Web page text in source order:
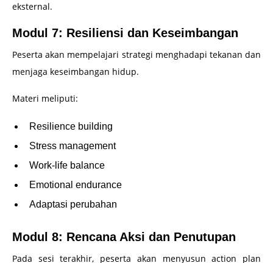
eksternal.
Modul 7: Resiliensi dan Keseimbangan
Peserta akan mempelajari strategi menghadapi tekanan dan
menjaga keseimbangan hidup.
Materi meliputi:
Resilience building
Stress management
Work-life balance
Emotional endurance
Adaptasi perubahan
Modul 8: Rencana Aksi dan Penutupan
Pada sesi terakhir, peserta akan menyusun action plan